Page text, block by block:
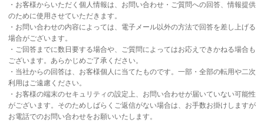
・お客様からいただく個人情報は、お問い合わせ・ご質問への回答、情報提供
のために使用させていただきます。
・お問い合わせの内容によっては、電子メール以外の方法で回答を差し上げる
場合がございます。
・ご回答までに数日要する場合や、ご質問によってはお応えできかねる場合も
ございます。あらかじめご了承ください。
・当社からの回答は、お客様個人に当てたものです。一部・全部の転用や二次
利用はご遠慮ください。
・お客様の端末のセキュリティの設定上、お問い合わせが届いていない可能性
がございます。そのためしばらくご返信がない場合は、お手数お掛けしますが
お電話でのお問い合わせをお願いいたします。